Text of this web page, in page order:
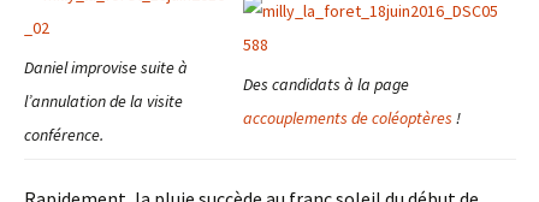
Daniel improvise suite à
l’annulation de la visite
conférence.
Des candidats à la page
accouplements de coléoptères !